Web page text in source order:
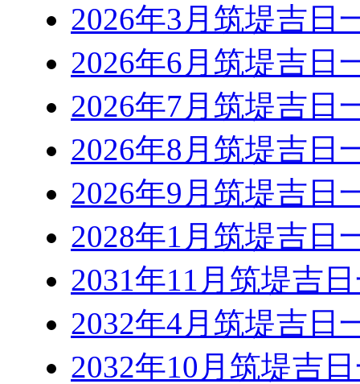
2026年3月筑堤吉日
2026年6月筑堤吉日
2026年7月筑堤吉日
2026年8月筑堤吉日
2026年9月筑堤吉日
2028年1月筑堤吉日
2031年11月筑堤吉
2032年4月筑堤吉日
2032年10月筑堤吉